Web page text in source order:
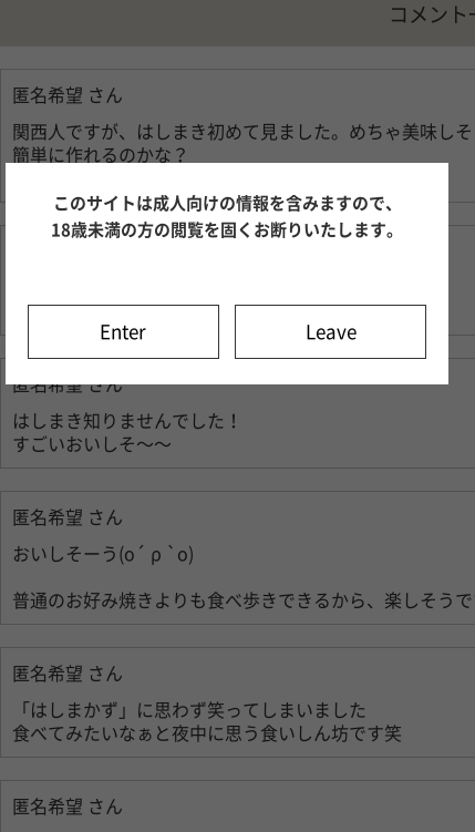
コメント
匿名希望 さん
関西人ですが、はしまき初めて見ました。めちゃ美味し
簡単に作れるのかな？
はしどこいった！？ってなってますね笑
匿名希望さん
はしまき知りませんでした！
すごいおいしそ〜〜
匿名希望 さん
おいしそーう(о´ ρ `о)
普通のお好み焼きよりも食べ歩きできるから、楽しそう
匿名希望 さん
「はしまかず」に思わず笑ってしまいました
食べてみたいなぁと夜中に思う食いしん坊です笑
匿名希望 さん
このサイトは成人向けの情報を含みますので、
18歳未満の方の閲覧を固くお断りいたします。
Enter Leave